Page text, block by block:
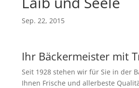
Sep. 22, 2015
Ihr Bäckermeister mit
Seit 1928 stehen wir für Sie in der
Ihnen Frische und allerbeste